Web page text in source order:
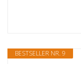
BESTSELLER NR. 9